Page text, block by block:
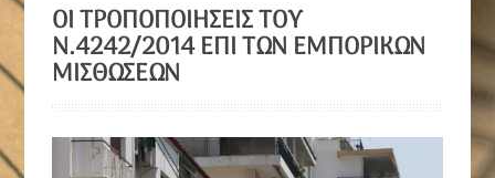
ΟΙ ΤΡΟΠΟΠΟΙΉΣΕΙΣ ΤΟΥ
Ν.4242/2014 ΕΠΊ ΤΩΝ ΕΜΠΟΡΙΚΏΝ
ΜΙΣΘΏΣΕΩΝ